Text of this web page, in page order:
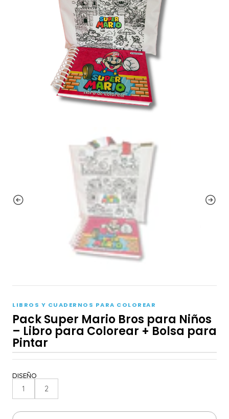
LIBROS Y CUADERNOS PARA COLOREAR
Pack Super Mario Bros para Niños
– Libro para Colorear + Bolsa para
Pintar
DISEÑO
1 2